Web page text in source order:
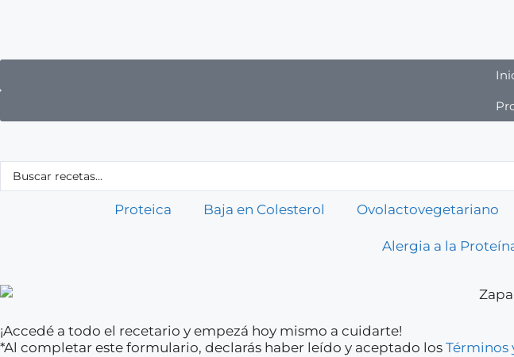
Proteica Baja en Colesterol Ovolactovegetariano
Alergia a la
¡Accedé a todo el recetario y empezá hoy mismo a cuidarte!
*Al completar este formulario, declarás haber leído y aceptado los Términos